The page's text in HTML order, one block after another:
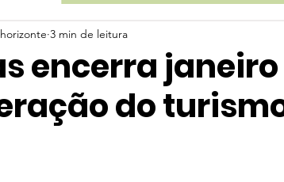
encerra
do
3 min de leitura
com NaN de 5 estrelas.